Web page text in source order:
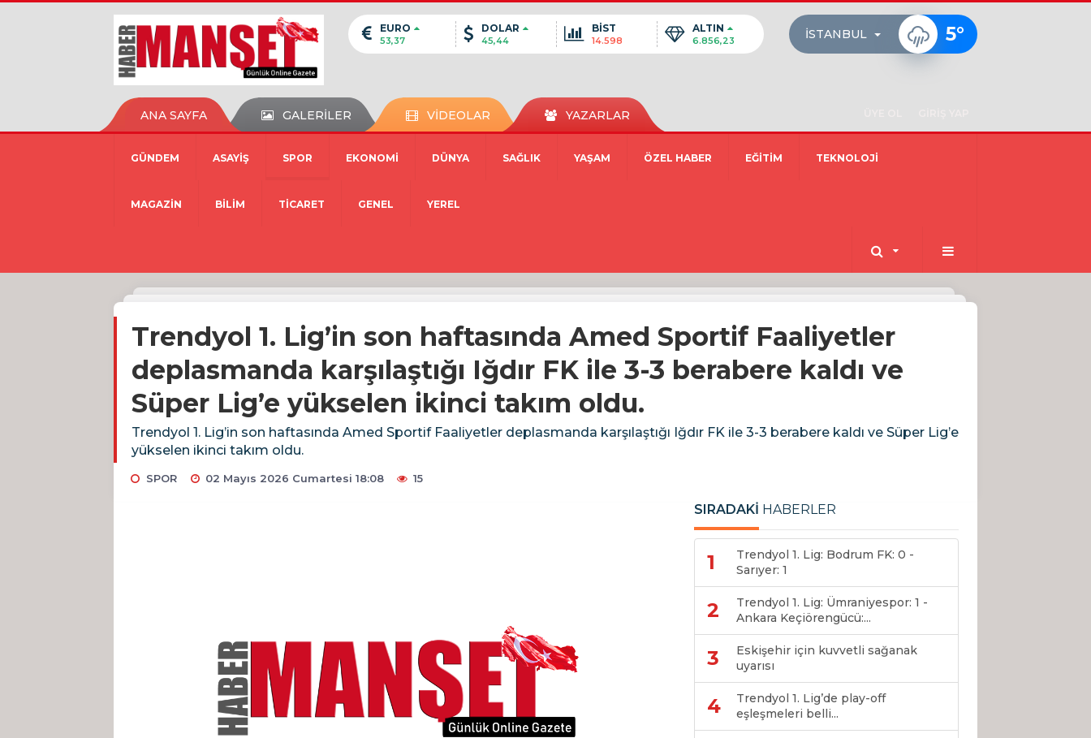
EURO
53,37
DOLAR
45,44
BİST
14.598
ALTIN
6.856,23 İSTANBUL 5°
ANA SAYFA GALERİLER VİDEOLAR YAZARLAR
GÜNDEM ASAYİŞ SPOR EKONOMİ DÜNYA SAĞLIK YAŞAM ÖZEL HABER EĞİTİM TEKNOLOJİ
MAGAZİN BİLİM TİCARET GENEL YEREL
Trendyol 1. Lig’in son haftasında Amed Sportif Faaliyetler
deplasmanda karşılaştığı Iğdır FK ile 3-3 berabere kaldı ve
Süper Lig’e yükselen ikinci takım oldu.
Trendyol 1. Lig’in son haftasında Amed Sportif Faaliyetler deplasmanda karşılaştığı Iğdır FK ile 3-3 berabere kaldı ve Süper Lig’e
yükselen ikinci takım oldu.
SPOR 02 Mayıs 2026 Cumartesi 18:08 15
SIRADAKİ HABERLER
1
Trendyol 1. Lig: Bodrum FK: 0 -
Sarıyer: 1
2
Trendyol 1. Lig: Ümraniyespor: 1 -
Ankara Keçiörengücü:...
3
Eskişehir için kuvvetli sağanak
uyarısı
4
Trendyol 1. Lig’de play-off
eşleşmeleri belli...